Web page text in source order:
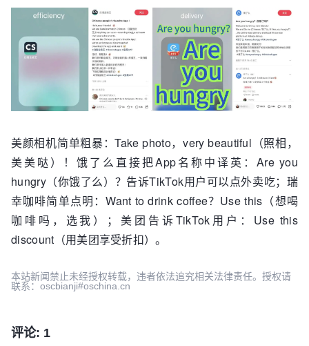
美颜相机简单粗暴：Take photo，very beautiful（照相，
美美哒）！饿了么直接把App名称中译英：Are you
hungry（你饿了么）？告诉TikTok用户可以点外卖吃；瑞
幸咖啡简单点明：Want to drink coffee？Use this（想喝
咖啡吗，选我）；美团告诉TikTok用户：Use this
discount（用美团享受折扣）。
本站新闻禁止未经授权转载，违者依法追究相关法律责任。授权请
联系：oscbianji#oschina.cn
评论: 1